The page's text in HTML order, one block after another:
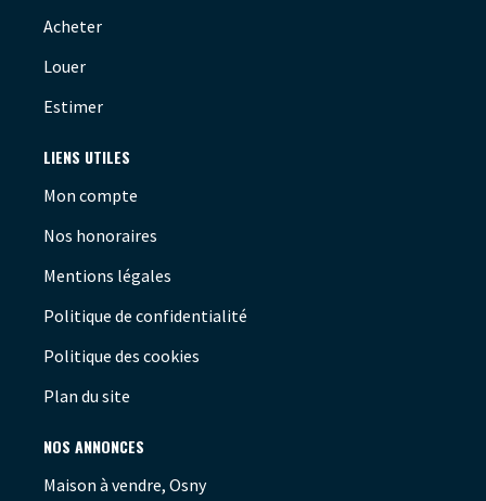
Acheter
Louer
Estimer
LIENS UTILES
Mon compte
Nos honoraires
Mentions légales
Politique de confidentialité
Politique des cookies
Plan du site
NOS ANNONCES
Maison à vendre, Osny